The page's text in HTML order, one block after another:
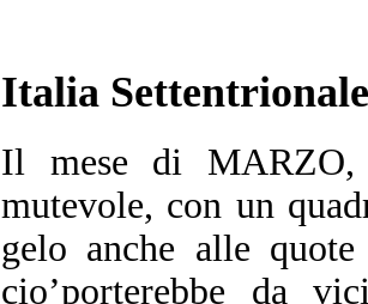
Italia Settentrionale
Il mese di MARZO,
mutevole, con un
gelo anche alle
cio’porterebbe da